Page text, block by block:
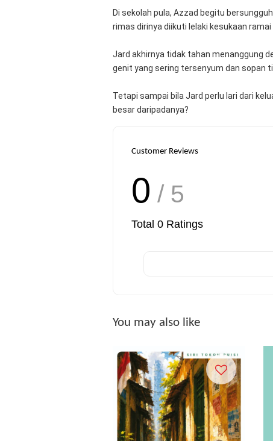
Di sekolah pula, Azzad begitu
rimas dirinya diikuti lelaki kesukaan ramai
Jard akhirnya tidak tahan menanggung
genit yang sering tersenyum dan sopan
Tetapi sampai bila Jard perlu lari dari
besar daripadanya?
Customer Reviews
0 / 5
Total 0 Ratings
You may also like